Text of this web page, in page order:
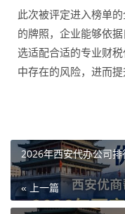
此次被评定进入榜单
的牌照，企业能够依
选适配合适的专业财
中存在的风险，进而提
2026年西安代办公司
« 上一篇